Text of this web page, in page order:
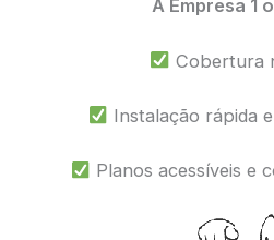
A Empresa 1
Cobertura
Instalação rápida
Planos acessíveis e